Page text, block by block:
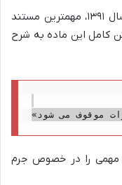
ماده ۵۳ قانون حمایت خانواده، مصوب سال ۱۳۹۱، مهمترین مستند
کامل این ماده به شرح
مهمی را در خصوص جرم